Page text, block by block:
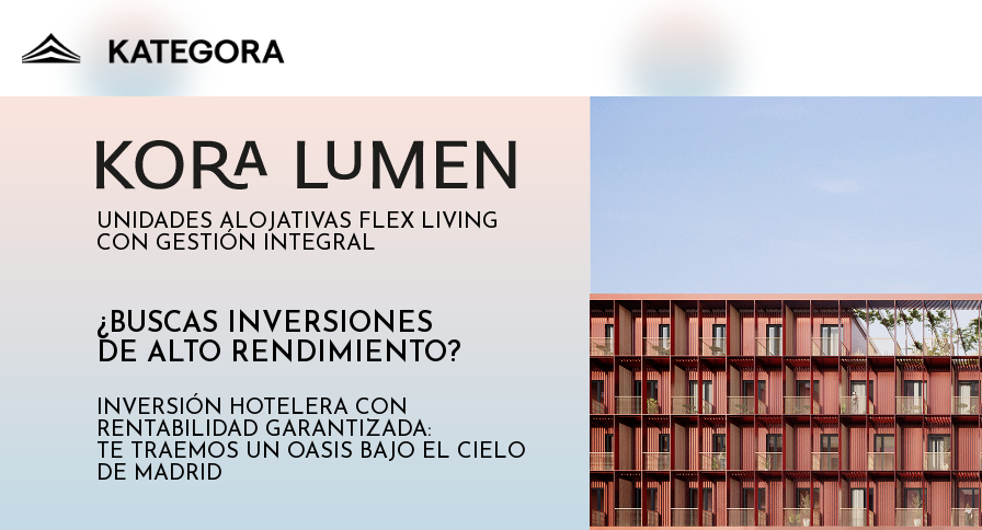
UNIDADES ALOJATIVAS FLEX LIVING
CON GESTIÓN INTEGRAL
¿BUSCAS INVERSIONES
DE ALTO RENDIMIENTO?
INVERSIÓN HOTELERA CON
RENTABILIDAD GARANTIZADA:
TE TRAEMOS UN OASIS BAJO EL CIELO
DE MADRID